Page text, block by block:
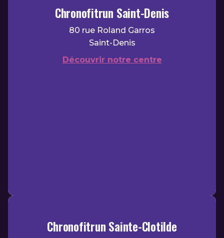
Chronofitrun Saint-Denis
80 rue Roland Garros
Saint-Denis
Découvrir notre centre
Chronofitrun Sainte-Clotilde